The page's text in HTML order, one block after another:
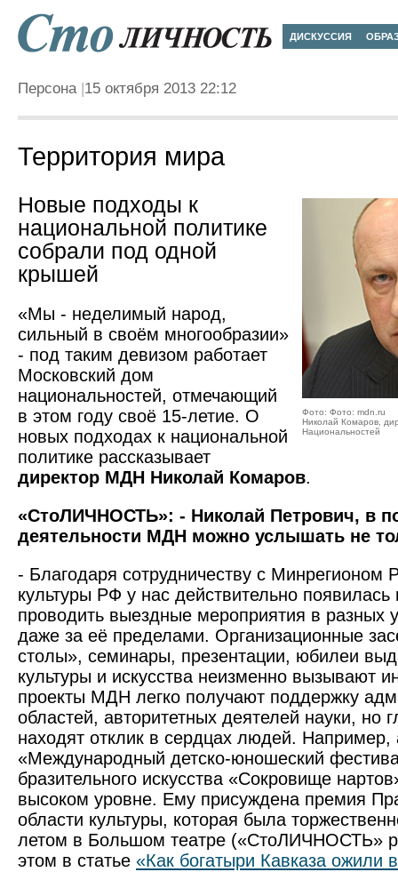
ДИСКУССИЯ
Персона 15 октября 2013 22:12
Территория мира
Фото: Фото: mdn.ru
Николай Комаров,
Национальностей
Новые подходы к
национальной политике
собрали под одной
крышей
«Мы - неделимый народ,
сильный в своём многообразии»
- под таким девизом работает
Московский дом
национальностей, отмечающий
в этом году своё 15-летие. О
новых подходах к национальной
политике рассказывает
директор МДН Николай Комаров.
«СтоЛИЧНОСТЬ»: - Николай Петрович, в
деятельности МДН можно услышать не
- Благодаря сотрудничеству с Минрегионом
культуры РФ у нас действительно появилась
проводить выездные мероприятия в разных
даже за её пределами. Организационные
столы», семинары, презентации, юбилеи
культуры и искусства неизменно вызывают
проекты МДН легко получают поддерж­ку
областей, авторитетных деятелей науки, но
находят отклик в сердцах людей. Например,
«Международный дет­ско-юношеский
бразительного искусства «Сокровище
высоком уровне. Ему присуждена премия
обла­сти культуры, которая была
летом в Большом театре («СтоЛИЧНОСТЬ»
этом в статье «Как богатыри Кавказа ожили